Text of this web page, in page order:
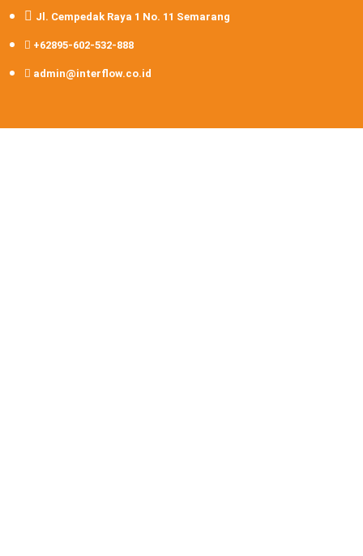
Jl. Cempedak Raya 1 No. 11 Semarang
+62895-602-532-888
admin@interflow.co.id